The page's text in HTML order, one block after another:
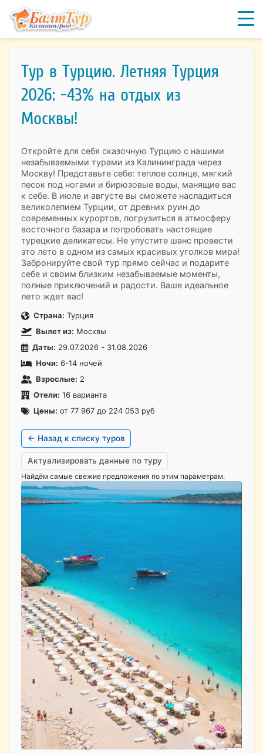
Тур в Турцию. Летняя Турция
2026: -43% на отдых из
Москвы!
Откройте для себя сказочную Турцию с нашими
незабываемыми турами из Калининграда через
Москву! Представьте себе: теплое солнце, мягкий
песок под ногами и бирюзовые воды, манящие вас
к себе. В июле и августе вы сможете насладиться
великолепием Турции, от древних руин до
современных курортов, погрузиться в атмосферу
восточного базара и попробовать настоящие
турецкие деликатесы. Не упустите шанс провести
это лето в одном из самых красивых уголков мира!
Забронируйте свой тур прямо сейчас и подарите
себе и своим близким незабываемые моменты,
полные приключений и радости. Ваше идеальное
лето ждет вас!
Страна: Турция
Вылет из: Москвы
Даты: 29.07.2026 - 31.08.2026
Ночи: 6-14 ночей
Взрослые: 2
Отели: 16 варианта
Цены: от 77 967 до 224 053 руб
← Назад к списку туров
Актуализировать данные по туру
Найдём самые свежие предложения по этим параметрам.